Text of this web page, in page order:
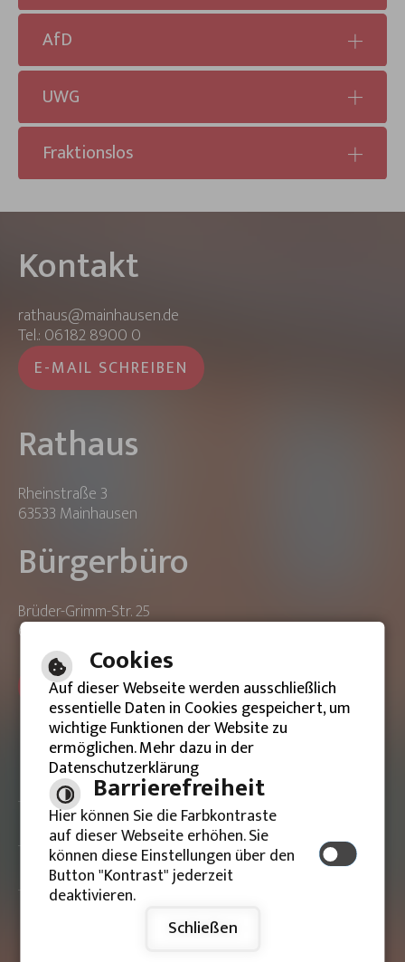
AfD
UWG
Fraktionslos
Kontakt
rathaus@mainhausen.de
Tel.: 06182 8900 0
E-MAIL SCHREIBEN
Rathaus
Rheinstraße 3
63533 Mainhausen
Bürgerbüro
Brüder-Grimm-Str. 25
63533 Mainhausen
ONLINE-TERMIN BUCHEN
Barrierefreie Ansicht
Impressum
Datenschutzerklärung
Cookies
Auf dieser Webseite werden ausschließlich
essentielle Daten in Cookies gespeichert, um
wichtige Funktionen der Website zu
ermöglichen. Mehr dazu in der
Datenschutzerklärung
Barrierefreiheit
Hier können Sie die Farbkontraste
auf dieser Webseite erhöhen. Sie
können diese Einstellungen über den
Button "Kontrast" jederzeit
deaktivieren.
Schließen